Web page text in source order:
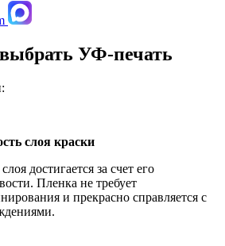
УФ-печать
слоя краски
достигается за счет его
Пленка не требует
и прекрасно справляется с